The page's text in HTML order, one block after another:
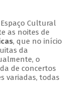
Cultural
as noites de
, que no início
da
o
de concertos
variadas, todas